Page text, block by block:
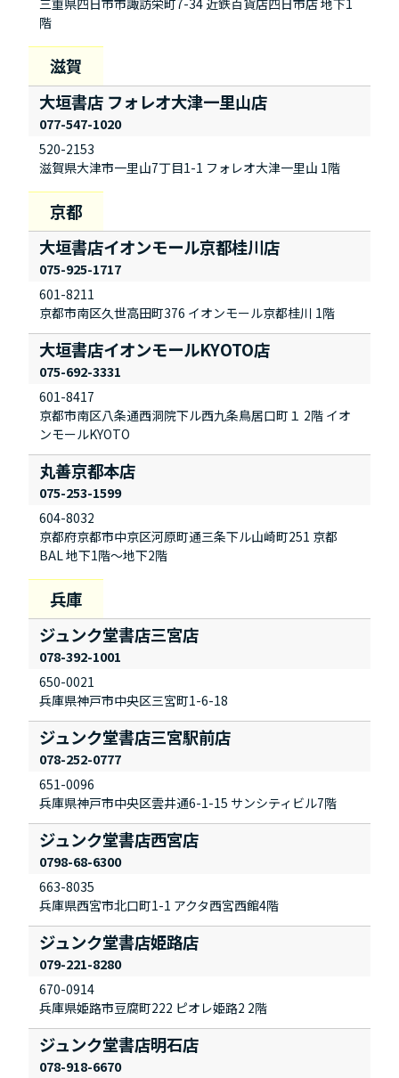
三重県四日市市諏訪栄町7-34 近鉄百貨店四日市店 地下1
階
大垣書店 フォレオ大津一里山店
520-2153
滋賀県大津市一里山7丁目1-1 フォレオ大津一里山 1階
077-547-1020
大垣書店イオンモール京都桂川店
601-8211
京都市南区久世高田町376 イオンモール京都桂川 1階
075-925-1717
大垣書店イオンモールKYOTO店
601-8417
京都市南区八条通西洞院下ル西九条鳥居口町１ 2階 イオ
ンモールKYOTO
075-692-3331
丸善京都本店
604-8032
京都府京都市中京区河原町通三条下ル山崎町251 京都
BAL 地下1階～地下2階
075-253-1599
ジュンク堂書店三宮店
650-0021
兵庫県神戸市中央区三宮町1-6-18
078-392-1001
ジュンク堂書店三宮駅前店
651-0096
兵庫県神戸市中央区雲井通6-1-15 サンシティビル7階
078-252-0777
ジュンク堂書店西宮店
663-8035
兵庫県西宮市北口町1-1 アクタ西宮西館4階
0798-68-6300
ジュンク堂書店姫路店
670-0914
兵庫県姫路市豆腐町222 ピオレ姫路2 2階
079-221-8280
ジュンク堂書店明石店
078-918-6670